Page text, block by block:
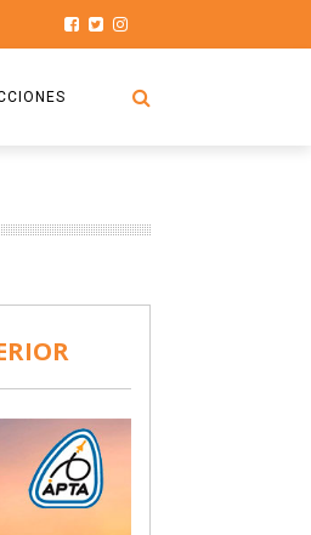
DE LUCHA
Y RECREACIÓN